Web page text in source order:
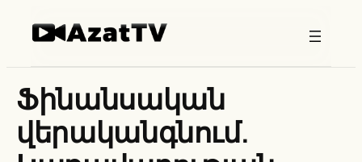
Ֆինանսական
վերականգնում.